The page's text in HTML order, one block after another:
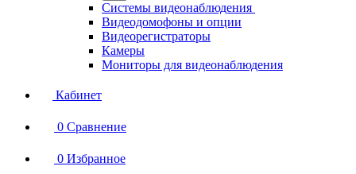
Системы видеонаблюдения
Видеодомофоны и опции
Видеорегистраторы
Камеры
Мониторы для видеонаблюдения
Кабинет
0 Сравнение
0 Избранное